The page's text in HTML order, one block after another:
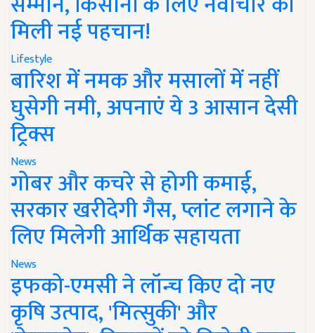
मिली नई पहचान!
Lifestyle
बारिश में नमक और मसालों में नहीं
घुसेगी नमी, अपनाएं ये 3 आसान देसी
ट्रिक्स
News
गोबर और कचरे से होगी कमाई,
सरकार खरीदेगी गैस, प्लांट लगाने के
लिए मिलेगी आर्थिक सहायता
News
इफको-एमसी ने लॉन्च किए दो नए
कृषि उत्पाद, 'मित्सुकी' और